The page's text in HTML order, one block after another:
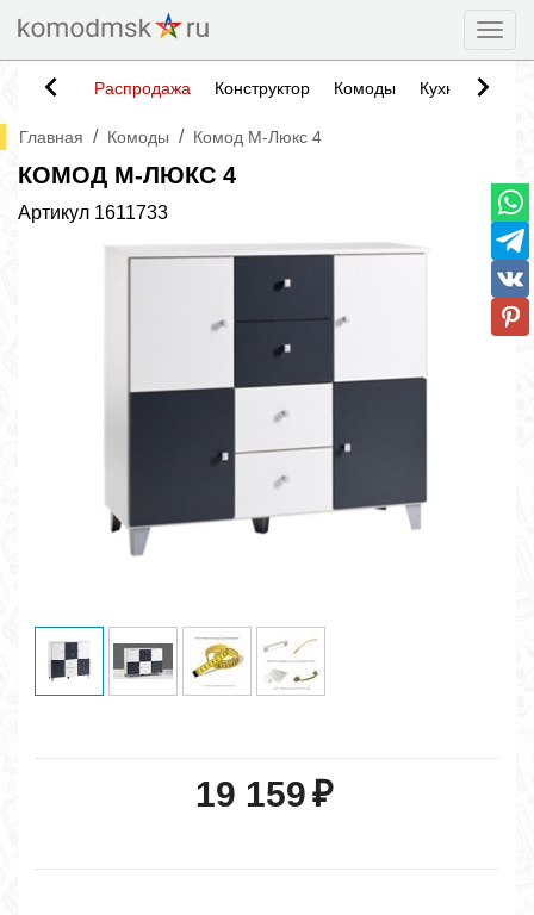
Распродажа Конструктор Комоды Кухни
Главная / Комоды / Комод М-Люкс 4
КОМОД М-ЛЮКС 4
Артикул 1611733
19 159₽